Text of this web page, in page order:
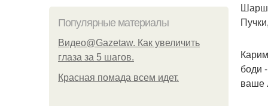
Популярные материалы
Видео@Gazetaw. Как увеличить
глаза за 5 шагов.
Красная помада всем идет.
боди
ваше